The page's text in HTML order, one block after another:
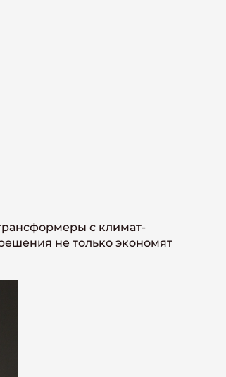
с климат-
не только экономят